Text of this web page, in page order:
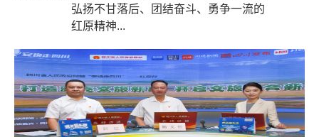
弘扬不甘落后、团结奋斗、勇争一流的
红原精神...